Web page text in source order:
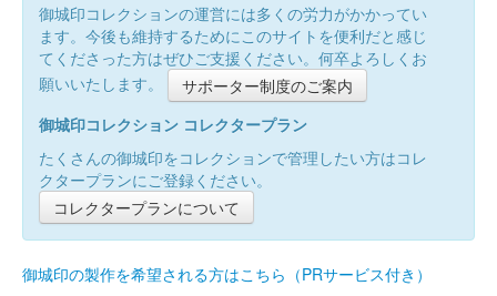
御城印コレクションの運営には多くの労力がかかってい
ます。今後も維持するためにこのサイトを便利だと感じ
てくださった方はぜひご支援ください。何卒よろしくお
願いいたします。
サポーター制度のご案内
御城印コレクション コレクタープラン
たくさんの御城印をコレクションで管理したい方はコレ
クタープランにご登録ください。
コレクタープランについて
御城印の製作を希望される方はこちら（PRサービス付き）